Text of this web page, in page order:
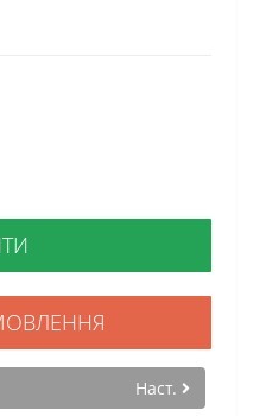
Наст.